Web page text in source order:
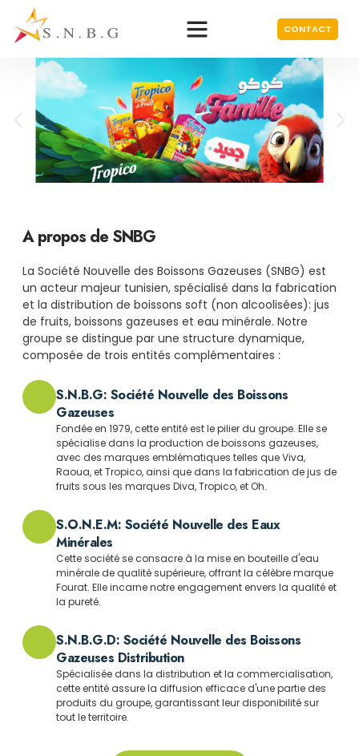
CONTACT
A propos de SNBG
La Société Nouvelle des Boissons Gazeuses (SNBG) est
un acteur majeur tunisien, spécialisé dans la fabrication
et la distribution de boissons soft (non alcoolisées): jus
de fruits, boissons gazeuses et eau minérale. Notre
groupe se distingue par une structure dynamique,
composée de trois entités complémentaires :
S.N.B.G: Société Nouvelle des Boissons
Gazeuses
Fondée en 1979, cette entité est le pilier du groupe. Elle se
spécialise dans la production de boissons gazeuses,
avec des marques emblématiques telles que Viva,
Raoua, et Tropico, ainsi que dans la fabrication de jus de
fruits sous les marques Diva, Tropico, et Oh.
S.O.N.E.M: Société Nouvelle des Eaux
Minérales
Cette société se consacre à la mise en bouteille d'eau
minérale de qualité supérieure, offrant la célèbre marque
Fourat. Elle incarne notre engagement envers la qualité et
la pureté.
S.N.B.G.D: Société Nouvelle des Boissons
Gazeuses Distribution
Spécialisée dans la distribution et la commercialisation,
cette entité assure la diffusion efficace d'une partie des
produits du groupe, garantissant leur disponibilité sur
tout le territoire.